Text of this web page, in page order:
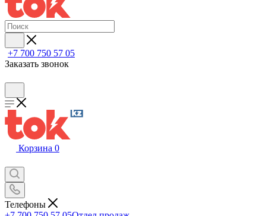
+7 700 750 57 05
Заказать звонок
Корзина 0
Телефоны